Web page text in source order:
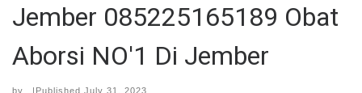
Jember 085225165189 Obat
Aborsi NO'1 Di Jember
by |Published July 31, 2023